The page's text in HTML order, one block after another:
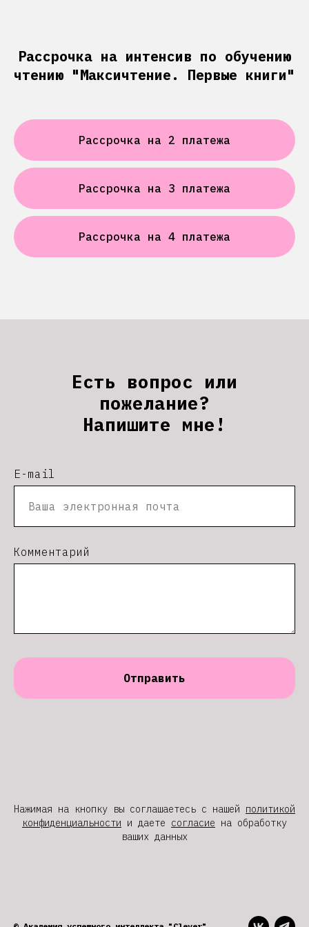
Рассрочка на интенсив по обучению
чтению "Максичтение. Первые книги"
Рассрочка на 2 платежа
Рассрочка на 3 платежа
Рассрочка на 4 платежа
Есть вопрос или
пожелание?
Напишите мне!
E-mail
Комментарий
Отправить
Нажимая на кнопку вы соглашаетесь с нашей политикой
конфиденциальности и даете согласие на обработку
ваших данных